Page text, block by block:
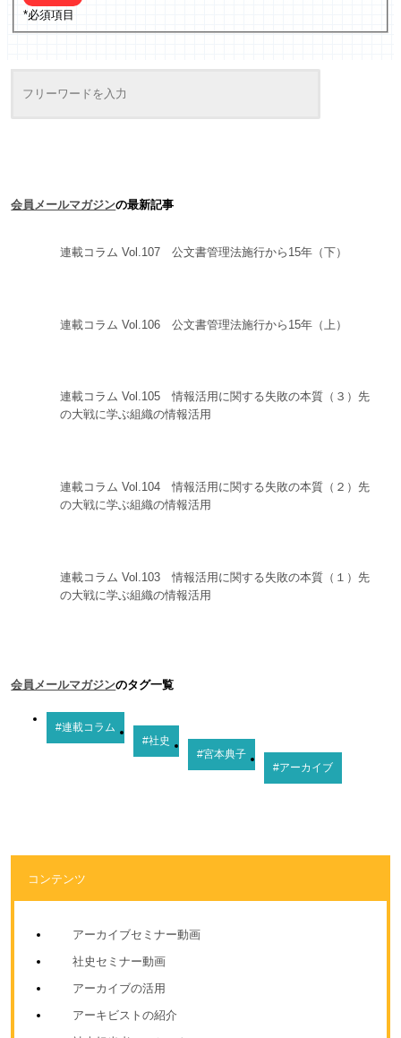
*必須項目
会員メールマガジンの最新記事
連載コラム Vol.107 公文書管理法施行から15年（下）
連載コラム Vol.106 公文書管理法施行から15年（上）
連載コラム Vol.105 情報活用に関する失敗の本質（３）先
の大戦に学ぶ組織の情報活用
連載コラム Vol.104 情報活用に関する失敗の本質（２）先
の大戦に学ぶ組織の情報活用
連載コラム Vol.103 情報活用に関する失敗の本質（１）先
の大戦に学ぶ組織の情報活用
会員メールマガジンのタグ一覧
#連載コラム
#社史
#宮本典子
#アーカイブ
コンテンツ
アーカイブセミナー動画
社史セミナー動画
アーカイブの活用
アーキビストの紹介